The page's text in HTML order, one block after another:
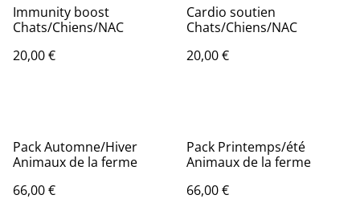
Immunity boost
Chats/Chiens/NAC
20,00 €
Cardio soutien
Chats/Chiens/NAC
20,00 €
Pack Automne/Hiver
Animaux de la ferme
66,00 €
Pack Printemps/été
Animaux de la ferme
66,00 €